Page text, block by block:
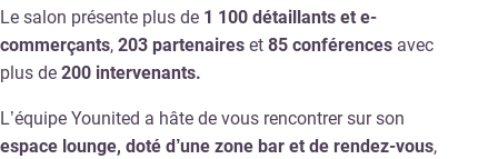
Le salon présente plus de 1 100 détaillants et e-
commerçants, 203 partenaires et 85 conférences avec
plus de 200 intervenants.
L’équipe Younited a hâte de vous rencontrer sur son
espace lounge, doté d’une zone bar et de rendez-vous,